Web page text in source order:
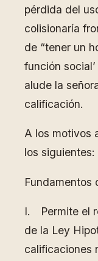
pérdida del
colisionaría
de “tener un
función
alude la
calificación.
A los motivos
los siguientes:
Fundamentos
I. Permite el
de la Ley
calificaciones